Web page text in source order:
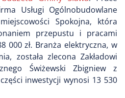
Usługi Ogólnobudowlane
Spokojna, która
przepustu i pracami
000 zł. Branża elektryczna, w
została zlecona Zakładowi
Świżewski Zbigniew z
inwestycji wynosi 13 530